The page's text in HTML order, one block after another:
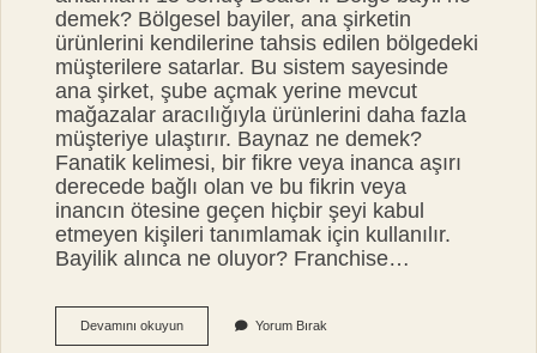
demek? Bölgesel bayiler, ana şirketin
ürünlerini kendilerine tahsis edilen bölgedeki
müşterilere satarlar. Bu sistem sayesinde
ana şirket, şube açmak yerine mevcut
mağazalar aracılığıyla ürünlerini daha fazla
müşteriye ulaştırır. Baynaz ne demek?
Fanatik kelimesi, bir fikre veya inanca aşırı
derecede bağlı olan ve bu fikrin veya
inancın ötesine geçen hiçbir şeyi kabul
etmeyen kişileri tanımlamak için kullanılır.
Bayilik alınca ne oluyor? Franchise…
Devamını okuyunBayini
Ne
Yorum Bırak